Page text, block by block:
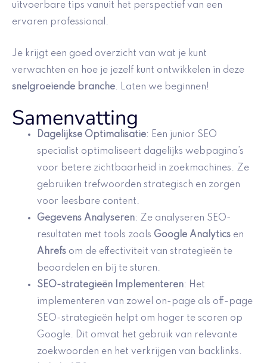
uitvoerbare tips vanuit het perspectief van een
ervaren professional.
Je krijgt een goed overzicht van wat je kunt
verwachten en hoe je jezelf kunt ontwikkelen in deze
snelgroeiende branche. Laten we beginnen!
Samenvatting
Dagelijkse Optimalisatie: Een junior SEO
specialist optimaliseert dagelijks webpagina’s
voor betere zichtbaarheid in zoekmachines. Ze
gebruiken trefwoorden strategisch en zorgen
voor leesbare content.
Gegevens Analyseren: Ze analyseren SEO-
resultaten met tools zoals Google Analytics en
Ahrefs om de effectiviteit van strategieën te
beoordelen en bij te sturen.
SEO-strategieën Implementeren: Het
implementeren van zowel on-page als off-page
SEO-strategieën helpt om hoger te scoren op
Google. Dit omvat het gebruik van relevante
zoekwoorden en het verkrijgen van backlinks.